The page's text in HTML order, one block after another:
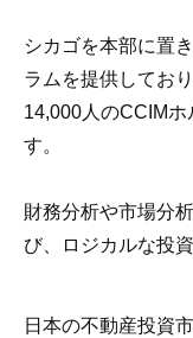
シカゴを本部に置
ラムを提供してお
14,000人のCCIMホ
す。
財務分析や市場分
び、ロジカルな投
日本の不動産投資